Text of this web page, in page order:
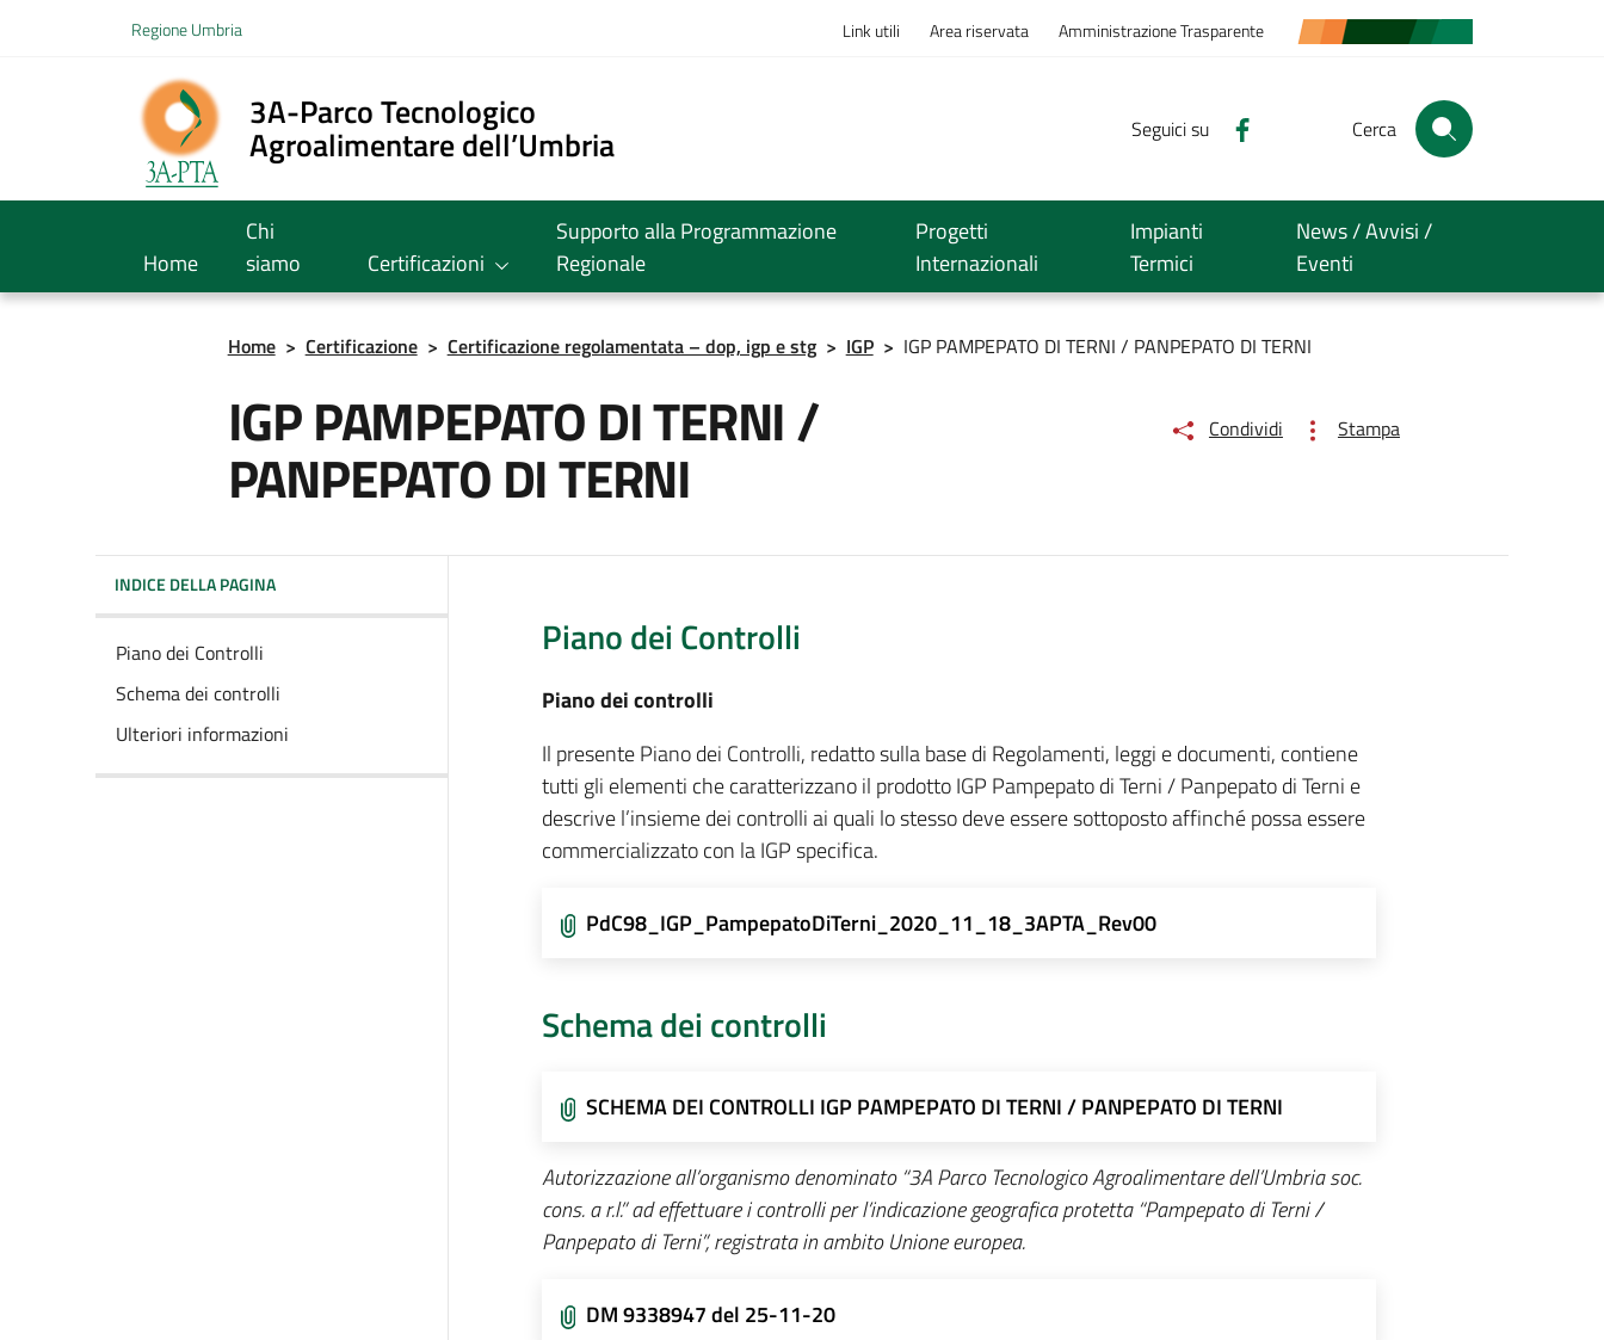
Vai al menu di navigazione
Regione Umbria Link utili Area riservata Amministrazione Trasparente
3A-Parco Tecnologico
Agroalimentare dell’Umbria Seguici su Cerca
Home
Chi
siamo
Certificazioni
Supporto alla Programmazione
Regionale
Progetti
Internazionali
Impianti
Termici
News / Avvisi /
Eventi
Home > Certificazione > Certificazione regolamentata – dop, igp e stg > IGP > IGP PAMPEPATO DI TERNI / PANPEPATO DI TERNI
IGP PAMPEPATO DI TERNI /
PANPEPATO DI TERNI
Condividi Stampa
INDICE DELLA PAGINA
Piano dei Controlli
Schema dei controlli
Ulteriori informazioni
Piano dei Controlli
Piano dei controlli
Il presente Piano dei Controlli, redatto sulla base di Regolamenti, leggi e documenti, contiene
tutti gli elementi che caratterizzano il prodotto IGP Pampepato di Terni / Panpepato di Terni e
descrive l’insieme dei controlli ai quali lo stesso deve essere sottoposto affinché possa essere
commercializzato con la IGP specifica.
PdC98_IGP_PampepatoDiTerni_2020_11_18_3APTA_Rev00
Schema dei controlli
SCHEMA DEI CONTROLLI IGP PAMPEPATO DI TERNI / PANPEPATO DI TERNI
Autorizzazione all’organismo denominato “3A Parco Tecnologico Agroalimentare dell’Umbria soc.
cons. a r.l.” ad effettuare i controlli per l’indicazione geografica protetta “Pampepato di Terni /
Panpepato di Terni”, registrata in ambito Unione europea.
DM 9338947 del 25-11-20